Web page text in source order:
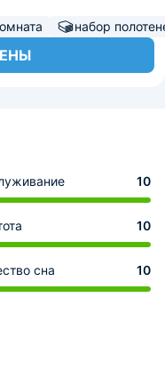
набор
10
10
сна 10